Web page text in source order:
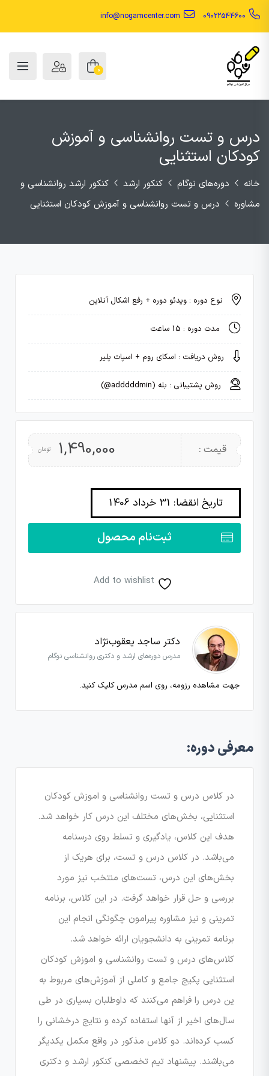
09022544600
info@nogamcenter.com
0
درس و تست روانشناسی و آموزش
کودکان استثنایی
خانه دوره‌های نوگام کنکور ارشد
کنکور ارشد روانشناسی و
مشاوره
درس و تست روانشناسی و آموزش کودکان استثنایی
نوع دوره : ویدئو دوره + رفع اشکال آنلاین
مدت دوره : 15 ساعت
روش دریافت : اسکای روم + اسپات پلیر
روش پشتیبانی : بله (adddddmin@)
قیمت : 1,490,000 تومان
تاریخ انقضا: 31 خرداد 1406
ثبت‌نام محصول
Add to wishlist
دکتر ساجد یعقوب‌نژاد
مدرس دوره‌های ارشد و دکتری روانشناسی نوگام
جهت مشاهده رزومه، روی اسم مدرس کلیک کنید.
معرفی دوره:
در کلاس درس و تست روانشناسی و اموزش کودکان
استثنایی، بخش‌های مختلف این درس کار خواهد شد.
هدف این کلاس، یادگیری و تسلط روی درسنامه
می‌باشد. در کلاس درس و تست، برای هریک از
بخش‌های این درس، تست‌های منتخب نیز مورد
بررسی و حل قرار خواهد گرفت. در این کلاس، برنامه
تمرینی و نیز مشاوره پیرامون چگونگی انجام این
برنامه تمرینی به دانشجویان ارائه خواهد شد.
کلاس‌های درس و تست روانشناسی و اموزش کودکان
استثنایی پکیج جامع و کاملی از آموزش‌های مربوط به
ین درس را فراهم می‌کنند که داوطلبان بسیاری در طی
سال‌های اخیر از آنها استفاده کرده و نتایج درخشانی را
کسب کرده‌اند. دو کلاس مذکور در واقع مکمل یکدیگر
می‌باشند. پیشنهاد تیم تخصصی کنکور ارشد و دکتری